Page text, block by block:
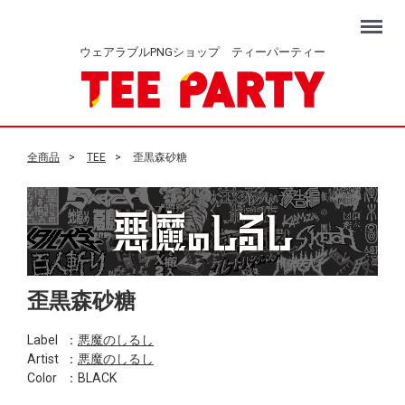
ウェアラブルPNGショップ ティーパーティー
Menu
全商品 TEE 歪黒森砂糖
歪黒森砂糖
Label ： 悪魔のしるし
Artist
： 悪魔のしるし
Color
：BLACK